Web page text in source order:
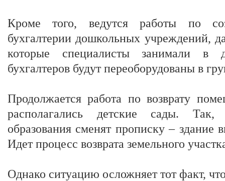
Кроме того, ведутся работы по
бухгалтерии дошкольных учреждений,
которые специалисты занимали в
бухгалтеров будут переоборудованы в
Продолжается работа по возврату
располагались детские сады. Так,
образования сменят прописку – здание
Идет процесс возврата земельного
Однако ситуацию осложняет тот факт,